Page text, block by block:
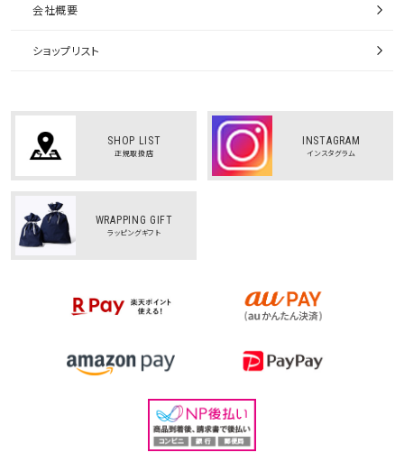
会社概要
ショップリスト
SHOP LIST
正規取扱店
INSTAGRAM
インスタグラム
WRAPPING GIFT
ラッピングギフト